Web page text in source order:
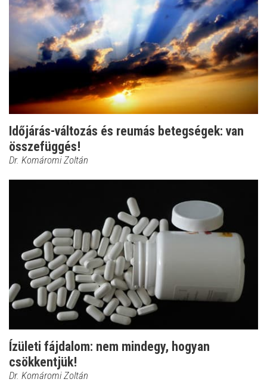
Időjárás-változás és reumás betegségek: van
összefüggés!
Dr. Komáromi Zoltán
Ízületi fájdalom: nem mindegy, hogyan
csökkentjük!
Dr. Komáromi Zoltán